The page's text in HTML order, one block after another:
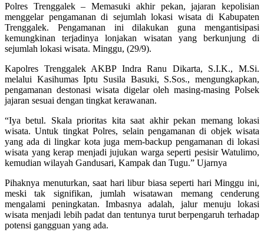
Polres Trenggalek – Memasuki akhir pekan, jajaran kepolisian
menggelar pengamanan di sejumlah lokasi wisata di Kabupaten
Trenggalek. Pengamanan ini dilakukan guna mengantisipasi
kemungkinan terjadinya lonjakan wisatan yang berkunjung di
sejumlah lokasi wisata. Minggu, (29/9).
Kapolres Trenggalek AKBP Indra Ranu Dikarta, S.I.K., M.Si.
melalui Kasihumas Iptu Susila Basuki, S.Sos., mengungkapkan,
pengamanan destonasi wisata digelar oleh masing-masing Polsek
jajaran sesuai dengan tingkat kerawanan.
“Iya betul. Skala prioritas kita saat akhir pekan memang lokasi
wisata. Untuk tingkat Polres, selain pengamanan di objek wisata
yang ada di lingkar kota juga mem-backup pengamanan di lokasi
wisata yang kerap menjadi jujukan warga seperti pesisir Watulimo,
kemudian wilayah Gandusari, Kampak dan Tugu.” Ujarnya
Pihaknya menuturkan, saat hari libur biasa seperti hari Minggu ini,
meski tak signifikan, jumlah wisatawan memang cenderung
mengalami peningkatan. Imbasnya adalah, jalur menuju lokasi
wisata menjadi lebih padat dan tentunya turut berpengaruh terhadap
potensi gangguan yang ada.